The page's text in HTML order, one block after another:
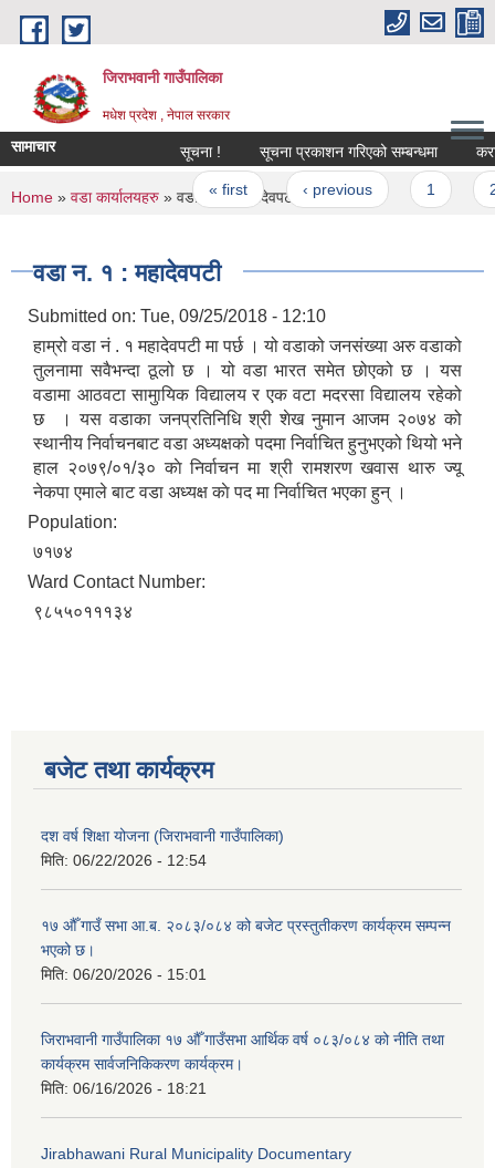
Skip to main content
जिराभवानी गाउँपालिका
मधेश प्रदेश , नेपाल सरकार
सामाचार सूचना ! सूचना प्रकाशन गरिएको सम्बन्धमा करार
Pages
« first ‹ previous
You are here
Home » वडा कार्यालयहरु » वडा न‌. १ : महादेवपटी
वडा न‌. १ : महादेवपटी
Submitted on: Tue, 09/25/2018 - 12:10
हाम्रो वडा नं . १ महादेवपटी मा पर्छ । यो वडाको जनसंख्या अरु वडाको
तुलनामा सवैभन्दा ठूलो छ । यो वडा भारत समेत छोएको छ । यस
वडामा आठवटा सामुायिक विद्यालय र एक वटा मदरसा विद्यालय रहेको
छ । यस वडाका जनप्रतिनिधि श्री शेख नुमान आजम २०७४ को
स्थानीय निर्वाचनबाट वडा अध्यक्षको पदमा निर्वाचित हुनुभएको थियो भने
हाल २०७९/०१/३० काे निर्वाचन मा श्री रामशरण खवास थारु ज्यू
नेकपा एमाले बाट वडा अध्यक्ष काे पद मा निर्वाचित भएका हुन् ।
Population:
७१७४
Ward Contact Number:
९८५५०१११३४
बजेट तथा कार्यक्रम
दश वर्ष शिक्षा योजना (जिराभवानी गाउँपालिका)
मिति: 06/22/2026 - 12:54
१७ औँ गाउँ सभा आ.ब. २०८३/०८४ को बजेट प्रस्तुतीकरण कार्यक्रम सम्पन्न
भएको छ।
मिति: 06/20/2026 - 15:01
जिराभवानी गाउँपालिका १७ औँ गाउँसभा आर्थिक वर्ष ०८३/०८४ को नीति तथा
कार्यक्रम सार्वजनिकिकरण कार्यक्रम।
मिति: 06/16/2026 - 18:21
Jirabhawani Rural Municipality Documentary